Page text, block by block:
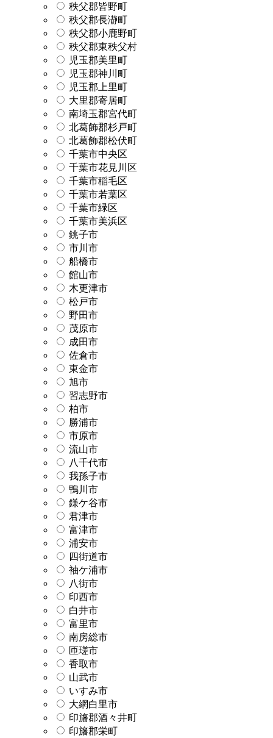
秩父郡皆野町
秩父郡長瀞町
秩父郡小鹿野町
秩父郡東秩父村
児玉郡美里町
児玉郡神川町
児玉郡上里町
大里郡寄居町
南埼玉郡宮代町
北葛飾郡杉戸町
北葛飾郡松伏町
千葉市中央区
千葉市花見川区
千葉市稲毛区
千葉市若葉区
千葉市緑区
千葉市美浜区
銚子市
市川市
船橋市
館山市
木更津市
松戸市
野田市
茂原市
成田市
佐倉市
東金市
旭市
習志野市
柏市
勝浦市
市原市
流山市
八千代市
我孫子市
鴨川市
鎌ケ谷市
君津市
富津市
浦安市
四街道市
袖ケ浦市
八街市
印西市
白井市
富里市
南房総市
匝瑳市
香取市
山武市
いすみ市
大網白里市
印旛郡酒々井町
印旛郡栄町